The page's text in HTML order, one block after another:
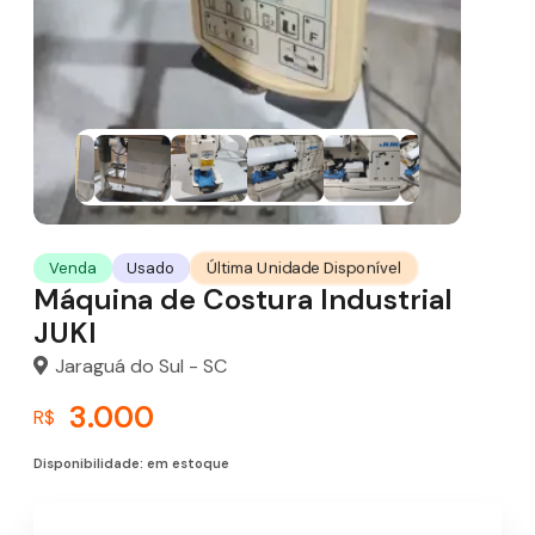
Venda Usado Última Unidade Disponível
Máquina de Costura Industrial
JUKI
Jaraguá do Sul - SC
R$ 3.000
Disponibilidade: em estoque